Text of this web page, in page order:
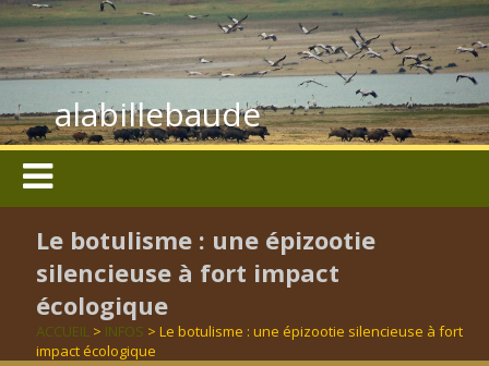
alabillebaude
Le botulisme : une épizootie
silencieuse à fort impact
écologique
ACCUEIL > INFOS > Le botulisme : une épizootie silencieuse à fort
impact écologique